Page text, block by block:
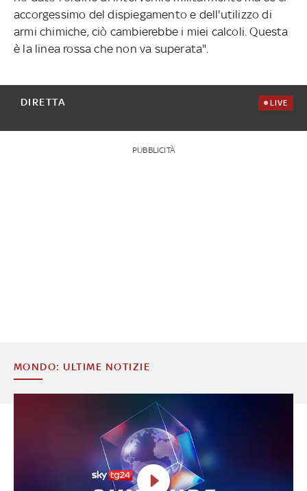
accorgessimo del dispiegamento e dell'utilizzo di
armi chimiche, ciò cambierebbe i miei calcoli. Questa
è la linea rossa che non va superata".
DIRETTA LIVE
PUBBLICITÀ
MONDO: ULTIME NOTIZIE